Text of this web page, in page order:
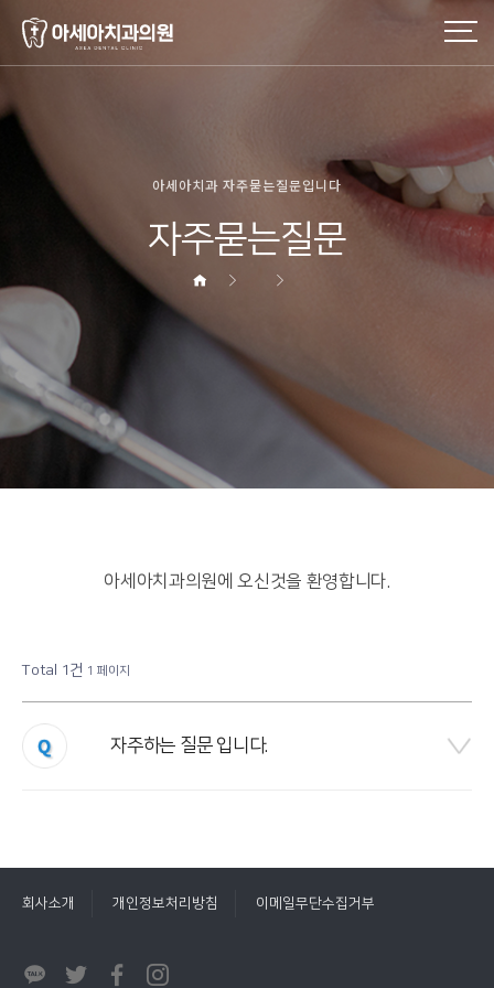
아세아치과 자주묻는질문입니다
자주묻는질문
아세아치과의원에 오신것을 환영합니다.
Total 1건 1 페이지
자주하는 질문 입니다.
회사소개 개인정보처리방침 이메일무단수집거부